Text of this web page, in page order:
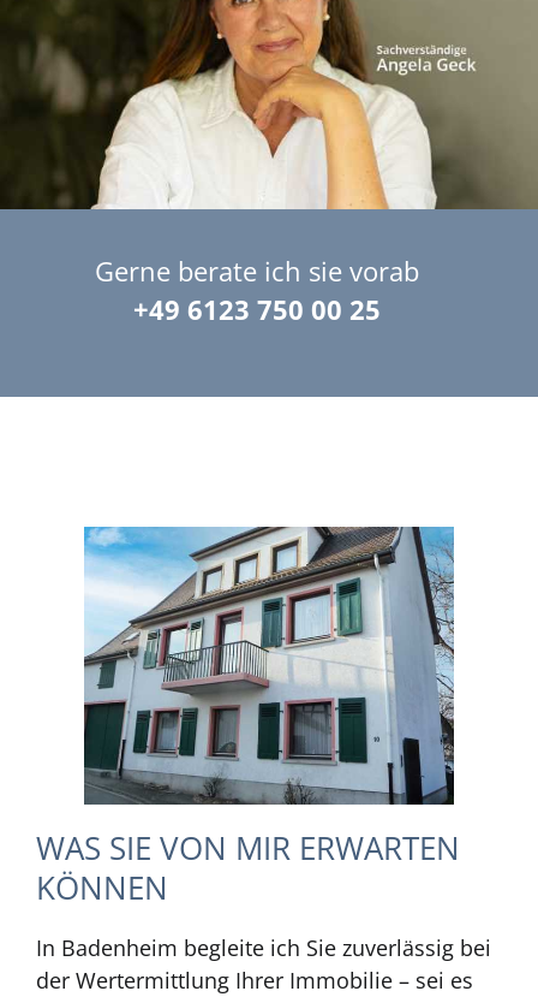
Gerne berate ich sie vorab
+49 6123 750 00 25
WAS SIE VON MIR ERWARTEN
KÖNNEN
In Badenheim begleite ich Sie zuverlässig bei
der Wertermittlung Ihrer Immobilie – sei es